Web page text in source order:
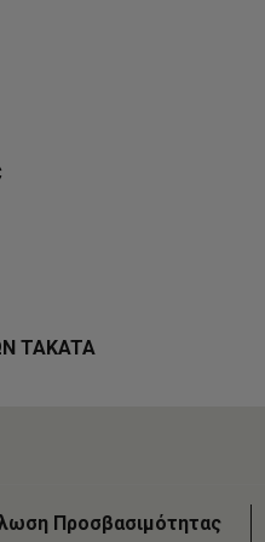
TAKATA
Προσβασιμότητας